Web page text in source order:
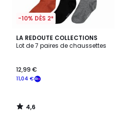
-10% DÈS 2*
LA REDOUTE COLLECTIONS
Lot de 7 paires de chaussettes
11,04 €
12,99 €
4,6
/ 5
4,6
/